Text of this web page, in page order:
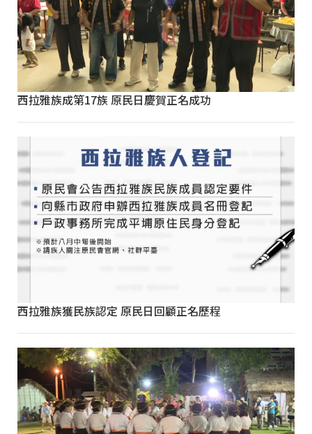
西拉雅族成第17族 原民日慶賀正名成功
西拉雅族獲民族認定 原民日回顧正名歷程